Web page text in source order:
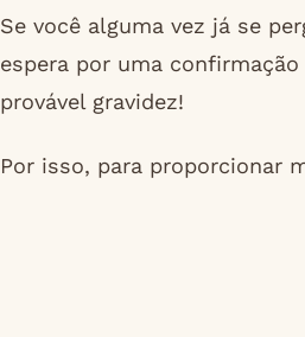
Se você alguma vez já se
espera por uma
provável gravidez!
Por isso, para proporcionar